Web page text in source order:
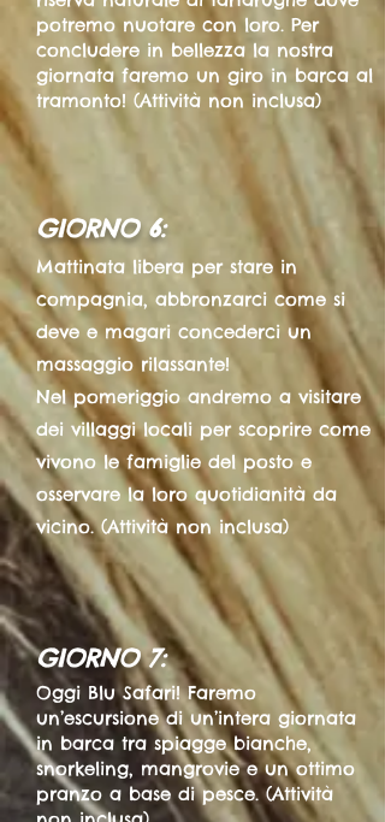
potremo nuotare con loro. Per
concludere in bellezza la nostra
giornata faremo un giro in barca al
tramonto! (Attività non inclusa)
GIORNO 6:
Mattinata libera per stare in
compagnia, abbronzarci come si
deve e magari concederci un
massaggio rilassante!
Nel pomeriggio andremo a visitare
dei villaggi locali per scoprire come
vivono le famiglie del posto e
osservare la loro quotidianità da
vicino. (Attività non inclusa)
GIORNO 7:
Oggi Blu Safari! Faremo
un’escursione di un’intera giornata
in barca tra spiagge bianche,
snorkeling, mangrovie e un ottimo
pranzo a base di pesce. (Attività